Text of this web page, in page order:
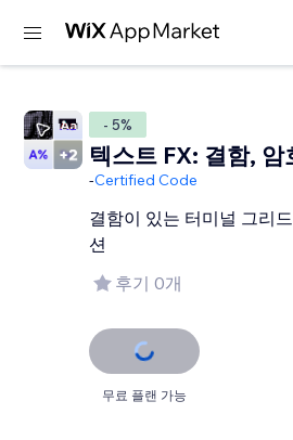
- 5%
텍스트 FX: 결함, 암
-Certified Code
결함이 있는 터미널 그리
션
후기 0개
무료 플랜 가능